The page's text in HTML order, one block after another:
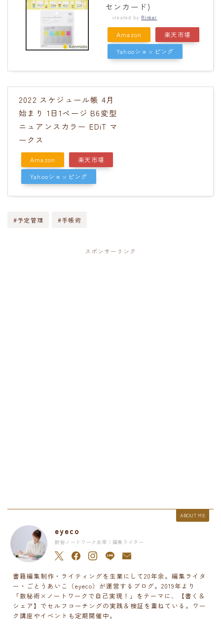
センカード)
created by Rinker
Amazon
楽天市場
Yahooショッピング
2022 スケジュール帳 4月
始まり 1日1ページ B6変型
ニュアンスカラー EDiT マ
ークス
Amazon
楽天市場
Yahooショッピング
#予定管理 #手帳術
スポンサーリンク
ABOUT ME
eyeco
数秘ノートワーク主宰 | 編集ライター
書籍編集制作・ライティングを生業にして20年余。編集ライタ
ー・ごとうあいこ（eyeco）が運営するブログ。2019年より
「数秘術×ノートワークで自己実現！」をテーマに、【書く＆
シェア】でセルフコーチングの実践＆検証を重ねている。ワー
ク講座やイベントも定期開催中。